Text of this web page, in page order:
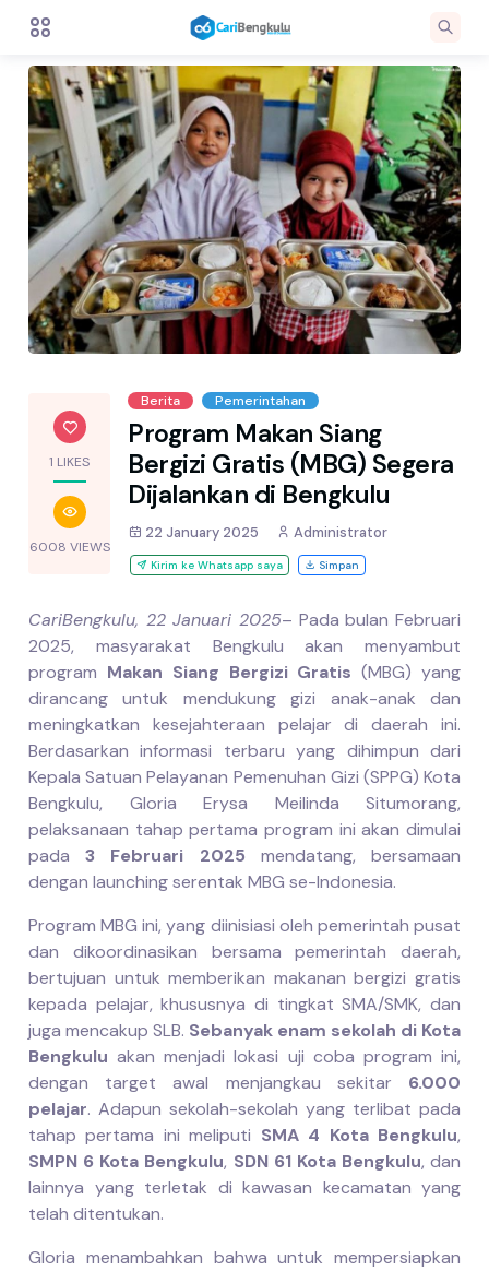
1 LIKES
6008 VIEWS
Berita Pemerintahan
Program Makan Siang
Bergizi Gratis (MBG) Segera
Dijalankan di Bengkulu
22 January 2025 Administrator
Kirim ke Whatsapp saya Simpan
CariBengkulu, 22 Januari 2025– Pada bulan Februari
2025, masyarakat Bengkulu akan menyambut
program Makan Siang Bergizi Gratis (MBG) yang
dirancang untuk mendukung gizi anak-anak dan
meningkatkan kesejahteraan pelajar di daerah ini.
Berdasarkan informasi terbaru yang dihimpun dari
Kepala Satuan Pelayanan Pemenuhan Gizi (SPPG) Kota
Bengkulu, Gloria Erysa Meilinda Situmorang,
pelaksanaan tahap pertama program ini akan dimulai
pada3 Februari 2025 mendatang, bersamaan
dengan launching serentak MBG se-Indonesia.
Program MBG ini, yang diinisiasi oleh pemerintah pusat
dan dikoordinasikan bersama pemerintah daerah,
bertujuan untuk memberikan makanan bergizi gratis
kepada pelajar, khususnya di tingkat SMA/SMK, dan
juga mencakup SLB. Sebanyak enam sekolah di Kota
Bengkulu akan menjadi lokasi uji coba program ini,
dengan target awal menjangkau sekitar 6.000
pelajar. Adapun sekolah-sekolah yang terlibat pada
tahap pertama ini meliputi SMA 4 Kota Bengkulu,
SMPN 6 Kota Bengkulu, SDN 61 Kota Bengkulu, dan
lainnya yang terletak di kawasan kecamatan yang
telah ditentukan.
Gloria menambahkan bahwa untuk mempersiapkan